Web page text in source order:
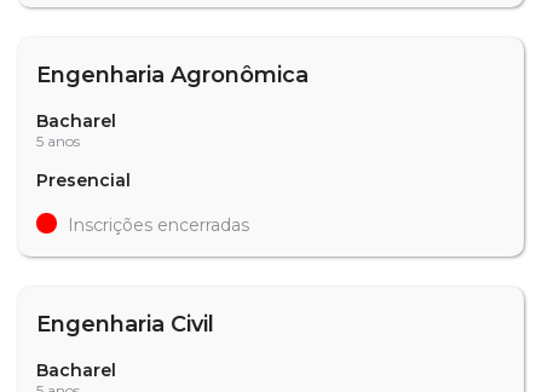
Engenharia Agronômica
Bacharel
5 anos
Presencial
Inscrições encerradas
Engenharia Civil
Bacharel